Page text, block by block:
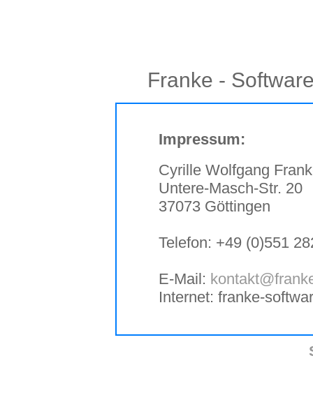
Franke -
Impressum:
Cyrille Wolfgang
Untere-Masch-Str. 20
37073 Göttingen
Telefon: +49 (0)551
E-Mail:
Internet: franke-